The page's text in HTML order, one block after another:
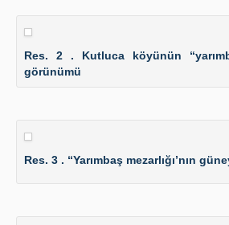
Res. 2 . Kutluca köyünün
görünümü
Res. 3 . “Yarımbaş mezarlığı’nın